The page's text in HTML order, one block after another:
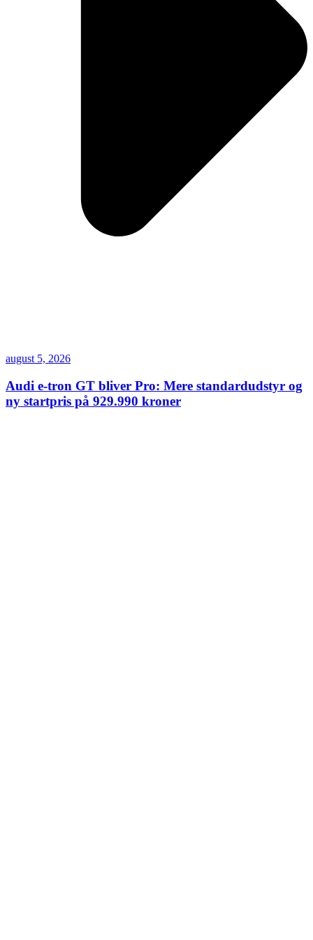
august 5, 2026
Audi e-tron GT bliver Pro: Mere standardudstyr og
ny startpris på 929.990 kroner